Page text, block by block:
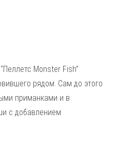
Monster Fish”
рядом. Сам до этого
приманками и в
с добавлением